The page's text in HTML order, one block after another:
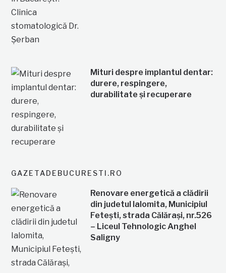
Mituri despre implantul dentar:
durere, respingere,
durabilitate și recuperare
GAZETADEBUCURESTI.RO
Renovare energetică a clădirii
din judetul Ialomita, Municipiul
Fetești, strada Călărași, nr.526
– Liceul Tehnologic Anghel
Saligny